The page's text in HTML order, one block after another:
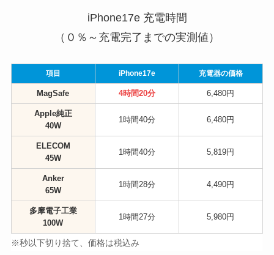
iPhone17e 充電時間
（０％～充電完了までの実測値）
項目 iPhone17e 充電器の価格
MagSafe 4時間20分 6,480円
Apple純正
40W
1時間40分 6,480円
ELECOM
45W
1時間40分 5,819円
Anker
65W
1時間28分 4,490円
多摩電子工業
100W
1時間27分 5,980円
※秒以下切り捨て 、価格は税込み